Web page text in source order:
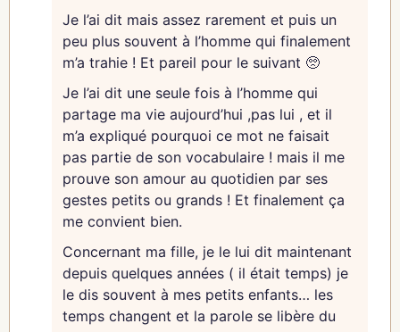
avec plus de douceur est une victoire en soi.
Continue sur ce chemin, ma fille, car il t’amènera
vers une vie plus lumineuse et plus alignée avec
ton essence. 🌅
Jean-Marc
Je l’ai dit mais assez rarement et puis un
peu plus souvent à l’homme qui finalement
m’a trahie ! Et pareil pour le suivant 🥺
Je l’ai dit une seule fois à l’homme qui
partage ma vie aujourd’hui ,pas lui , et il
m’a expliqué pourquoi ce mot ne faisait
pas partie de son vocabulaire ! mais il me
prouve son amour au quotidien par ses
gestes petits ou grands ! Et finalement ça
me convient bien.
Concernant ma fille, je le lui dit maintenant
depuis quelques années ( il était temps) je
le dis souvent à mes petits enfants… les
temps changent et la parole se libère du